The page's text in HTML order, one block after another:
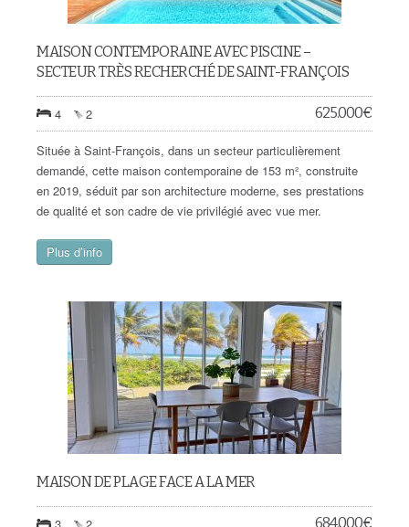
MAISON CONTEMPORAINE AVEC PISCINE –
SECTEUR TRÈS RECHERCHÉ DE SAINT-FRANÇOIS
4 2 625.000€
Située à Saint-François, dans un secteur particulièrement
demandé, cette maison contemporaine de 153 m², construite
en 2019, séduit par son architecture moderne, ses prestations
de qualité et son cadre de vie privilégié avec vue mer.
Plus d’info
MAISON DE PLAGE FACE A LA MER
684.000€